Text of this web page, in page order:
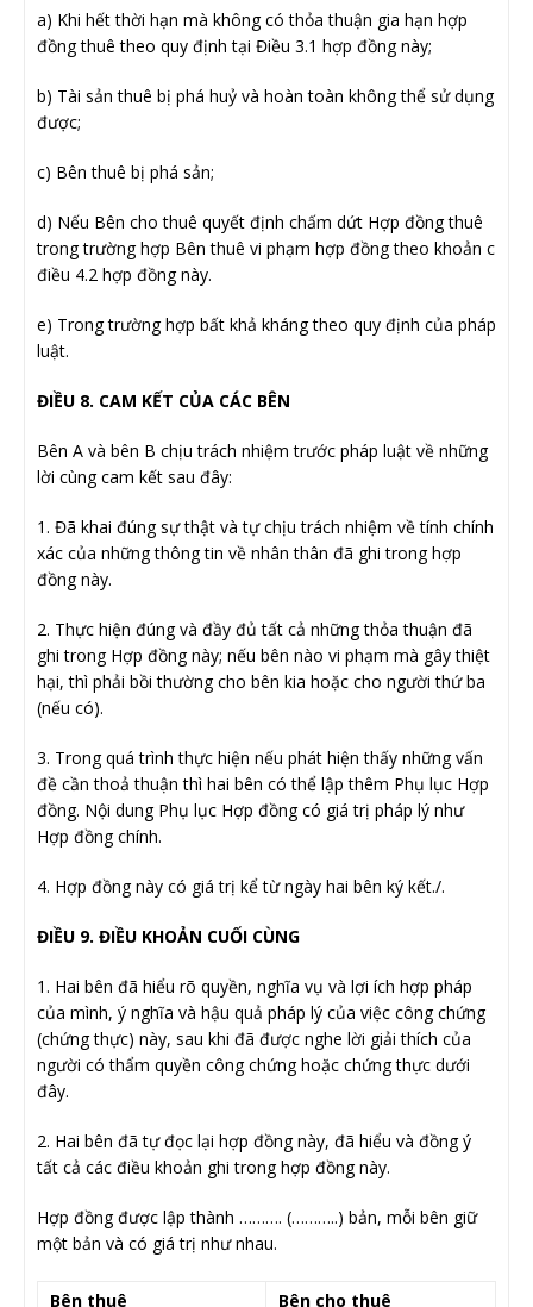
a) Khi hết thời hạn mà không có thỏa thuận gia hạn hợp
đồng thuê theo quy định tại Điều 3.1 hợp đồng này;
b) Tài sản thuê bị phá huỷ và hoàn toàn không thể sử dụng
được;
c) Bên thuê bị phá sản;
d) Nếu Bên cho thuê quyết định chấm dứt Hợp đồng thuê
trong trường hợp Bên thuê vi phạm hợp đồng theo khoản c
điều 4.2 hợp đồng này.
e) Trong trường hợp bất khả kháng theo quy định của pháp
luật.
ĐIỀU 8. CAM KẾT CỦA CÁC BÊN
Bên A và bên B chịu trách nhiệm trước pháp luật về những
lời cùng cam kết sau đây:
1. Đã khai đúng sự thật và tự chịu trách nhiệm về tính chính
xác của những thông tin về nhân thân đã ghi trong hợp
đồng này.
2. Thực hiện đúng và đầy đủ tất cả những thỏa thuận đã
ghi trong Hợp đồng này; nếu bên nào vi phạm mà gây thiệt
hại, thì phải bồi thường cho bên kia hoặc cho người thứ ba
(nếu có).
3. Trong quá trình thực hiện nếu phát hiện thấy những vấn
đề cần thoả thuận thì hai bên có thể lập thêm Phụ lục Hợp
đồng. Nội dung Phụ lục Hợp đồng có giá trị pháp lý như
Hợp đồng chính.
4. Hợp đồng này có giá trị kể từ ngày hai bên ký kết./.
ĐIỀU 9. ĐIỀU KHOẢN CUỐI CÙNG
1. Hai bên đã hiểu rõ quyền, nghĩa vụ và lợi ích hợp pháp
của mình, ý nghĩa và hậu quả pháp lý của việc công chứng
(chứng thực) này, sau khi đã được nghe lời giải thích của
người có thẩm quyền công chứng hoặc chứng thực dưới
đây.
2. Hai bên đã tự đọc lại hợp đồng này, đã hiểu và đồng ý
tất cả các điều khoản ghi trong hợp đồng này.
Hợp đồng được lập thành ………. (………..) bản, mỗi bên giữ
một bản và có giá trị như nhau.
Bên thuê Bên cho thuê